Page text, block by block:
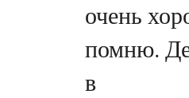
очень
помню.
в